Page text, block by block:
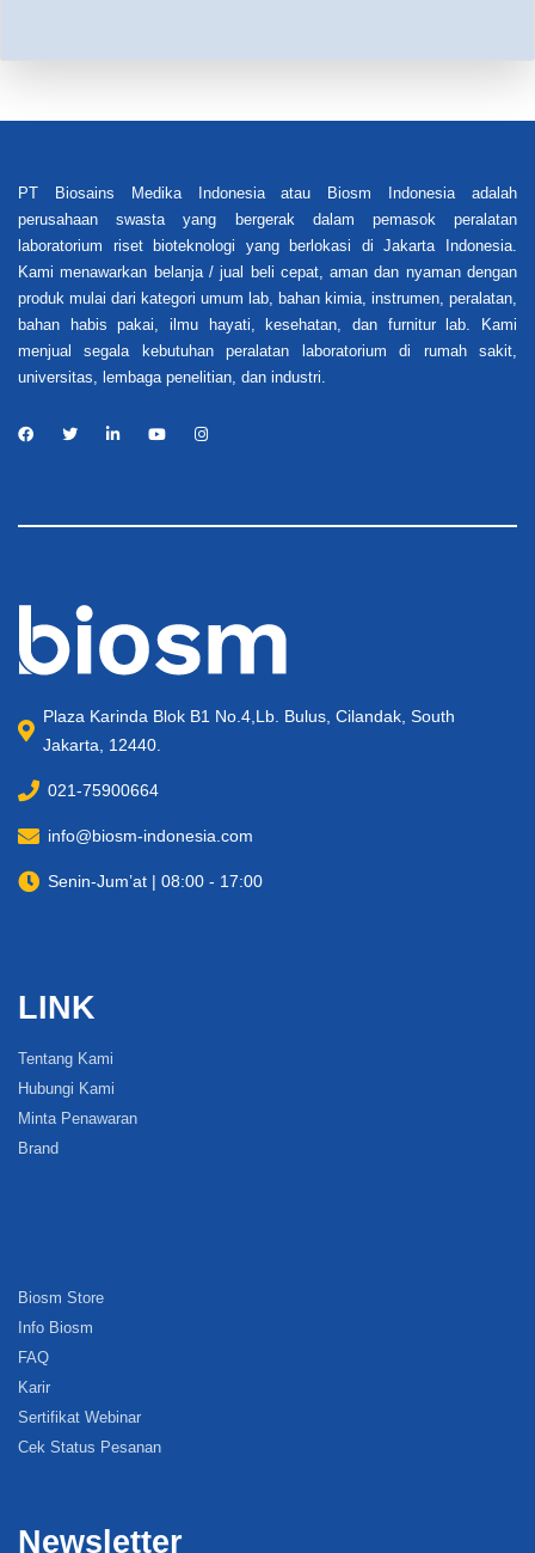
PT Biosains Medika Indonesia atau Biosm Indonesia adalah
perusahaan swasta yang bergerak dalam pemasok peralatan
laboratorium riset bioteknologi yang berlokasi di Jakarta Indonesia.
Kami menawarkan belanja / jual beli cepat, aman dan nyaman dengan
produk mulai dari kategori umum lab, bahan kimia, instrumen, peralatan,
bahan habis pakai, ilmu hayati, kesehatan, dan furnitur lab. Kami
menjual segala kebutuhan peralatan laboratorium di rumah sakit,
universitas, lembaga penelitian, dan industri.
Plaza Karinda Blok B1 No.4,Lb. Bulus, Cilandak, South
Jakarta, 12440.
021-75900664
info@biosm-indonesia.com
Senin-Jum’at | 08:00 - 17:00
LINK
Tentang Kami
Hubungi Kami
Minta Penawaran
Brand
Biosm Store
Info Biosm
FAQ
Karir
Sertifikat Webinar
Cek Status Pesanan
Newsletter